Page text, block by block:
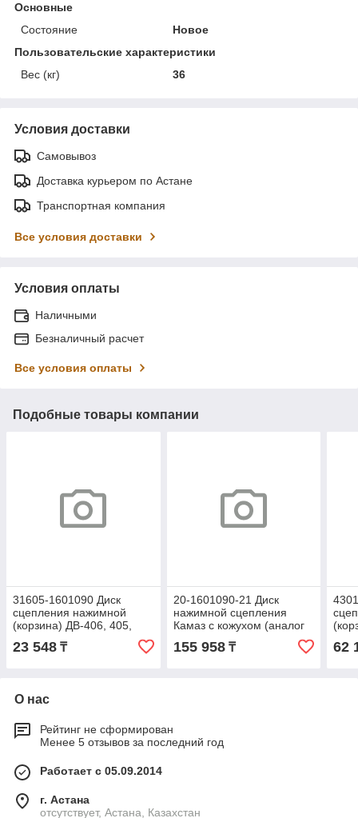
Основные
Состояние
Новое
Пользовательские характеристики
Вес (кг)
36
Условия доставки
Самовывоз
Доставка курьером по Астане
Транспортная компания
Все условия доставки
Условия оплаты
Наличными
Безналичный расчет
Все условия оплаты
Подобные товары компании
31605-1601090 Диск
сцепления нажимной
(корзина) ДВ-406, 405,
УАЗ (LUK) L-01024-0190-
23 548 ₸
20-1601090-21 Диск
нажимной сцепления
Камаз с кожухом (аналог
155 958₸
ПАЗ
62
О нас
Рейтинг не сформирован
Менее 5 отзывов за последний год
Работает с 05.09.2014
г. Астана
отсутствует, Астана, Казахстан